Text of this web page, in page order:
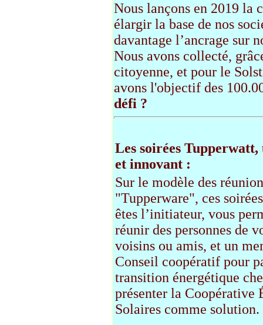
Nous lançons en 2019 la
élargir la base de nos
davantage l’ancrage sur
Nous avons collecté,
citoyenne, et pour le
avons l'objectif des
défi ?
Les soirées
et innovant :
Sur le modèle des
"Tupperware", ces
êtes l’initiateur, vous
réunir des personnes de
voisins ou amis, et un
Conseil coopératif pour
transition énergétique
présenter la Coopérative
Solaires comme solution.